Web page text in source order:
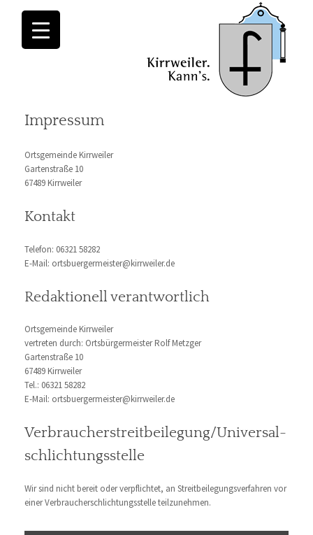
Impressum
Ortsgemeinde Kirrweiler
Gartenstraße 10
67489 Kirrweiler
Kontakt
Telefon: 06321 58282
E-Mail: ortsbuergermeister@kirrweiler.de
Redaktionell verantwortlich
Ortsgemeinde Kirrweiler
vertreten durch: Ortsbürgermeister Rolf Metzger
Gartenstraße 10
67489 Kirrweiler
Tel.: 06321 58282
E-Mail: ortsbuergermeister@kirrweiler.de
Verbraucher­streit­beilegung/Universal­
schlichtungs­stelle
Wir sind nicht bereit oder verpflichtet, an Streitbeilegungsverfahren vor
einer Verbraucherschlichtungsstelle teilzunehmen.